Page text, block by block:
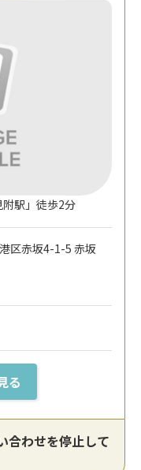
駅」徒歩2分
区赤坂4-1-5 赤坂
る
合わせを停止して